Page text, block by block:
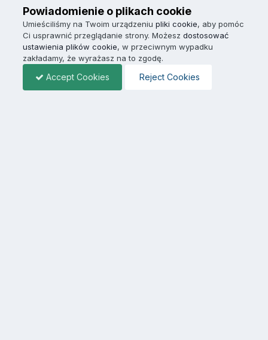
Powiadomienie o plikach cookie
Umieściliśmy na Twoim urządzeniu pliki cookie, aby pomóc
Ci usprawnić przeglądanie strony. Możesz dostosować
ustawienia plików cookie, w przeciwnym wypadku
zakładamy, że wyrażasz na to zgodę.
Accept Cookies Reject Cookies